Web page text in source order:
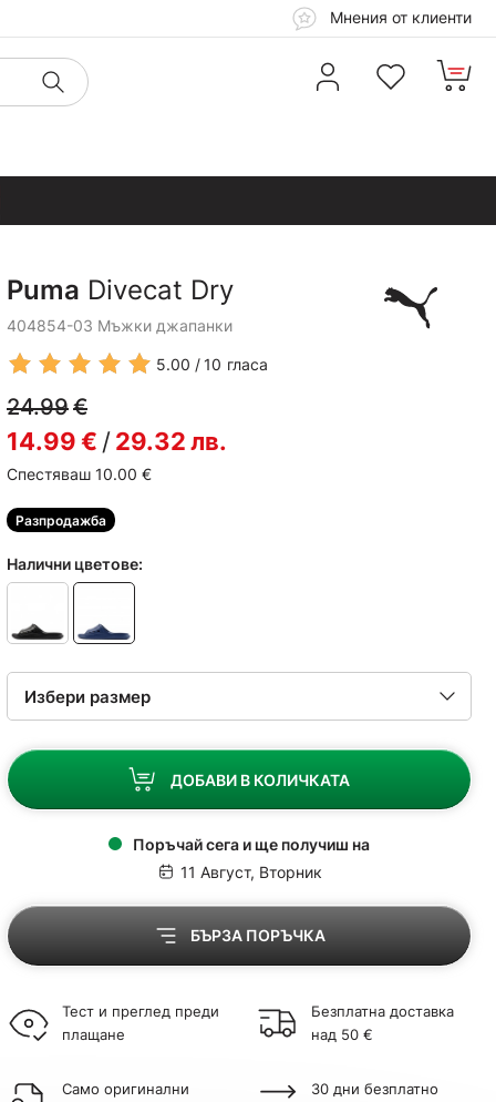
Мнения от клиенти
Puma Divecat Dry
404854-03 Мъжки джапанки
5.00 10 гласа
24.99€
14.99€ /29.32лв.
Спестяваш 10.00 €
Разпродажба
Налични цветове:
ДОБАВИ В КОЛИЧКАТА
Поръчай сега и ще получиш на
11 Август, Вторник
БЪРЗА ПОРЪЧКА
Тест и преглед преди
плащане
Безплатна доставка
над 50 €
Само оригинални
30 дни безплатно